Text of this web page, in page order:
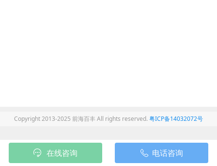
Copyright 2013-2025 前海百丰 All rights reserved. 粤ICP备14032072号
在线咨询 电话咨询